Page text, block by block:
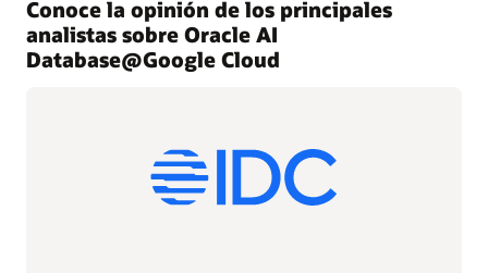
Conoce la opinión de los principales
analistas sobre Oracle AI
Database@Google Cloud